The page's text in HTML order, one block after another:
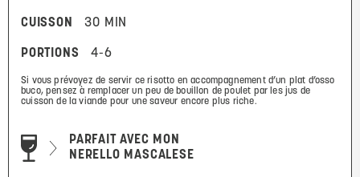
CUISSON 30 MIN
PORTIONS 4-6
Si vous prévoyez de servir ce risotto en accompagnement d’un plat d’osso
buco, pensez à remplacer un peu de bouillon de poulet par les jus de
cuisson de la viande pour une saveur encore plus riche.
PARFAIT AVEC MON
NERELLO MASCALESE